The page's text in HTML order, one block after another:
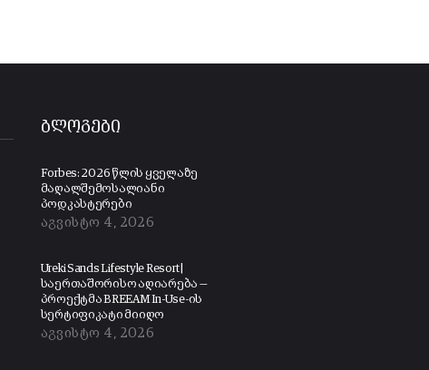
ბლოგები
Forbes: 2026 წლის ყველაზე
მაღალშემოსალიანი
პოდკასტერები
აგვისტო 4, 2026
Ureki Sands Lifestyle Resort |
საერთაშორისო აღიარება —
პროექტმა BREEAM In-Use-ის
სერტიფიკატი მიიღო
აგვისტო 4, 2026